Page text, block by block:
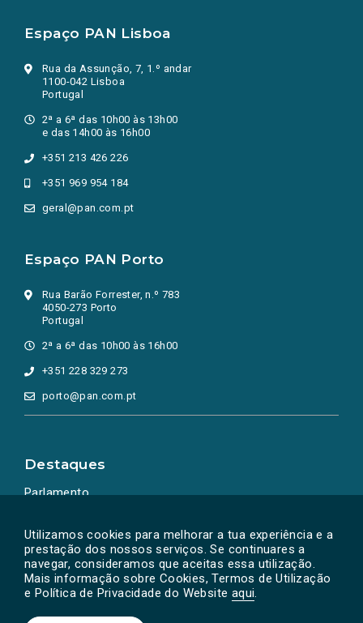
Utilizamos cookies para melhorar a tua experiência e a
prestação dos nossos serviços. Se continuares a
navegar, consideramos que aceitas essa utilização.
Mais informação sobre Cookies, Termos de Utilização
e Política de Privacidade do Website aqui.
Espaço PAN Lisboa
Rua da Assunção, 7, 1.º andar
1100-042 Lisboa
Portugal
2ª a 6ª das 10h00 às 13h00
e das 14h00 às 16h00
+351 213 426 226
+351 969 954 184
geral@pan.com.pt
Espaço PAN Porto
Rua Barão Forrester, n.º 783
4050-273 Porto
Portugal
2ª a 6ª das 10h00 às 16h00
+351 228 329 273
porto@pan.com.pt
Destaques
Parlamento